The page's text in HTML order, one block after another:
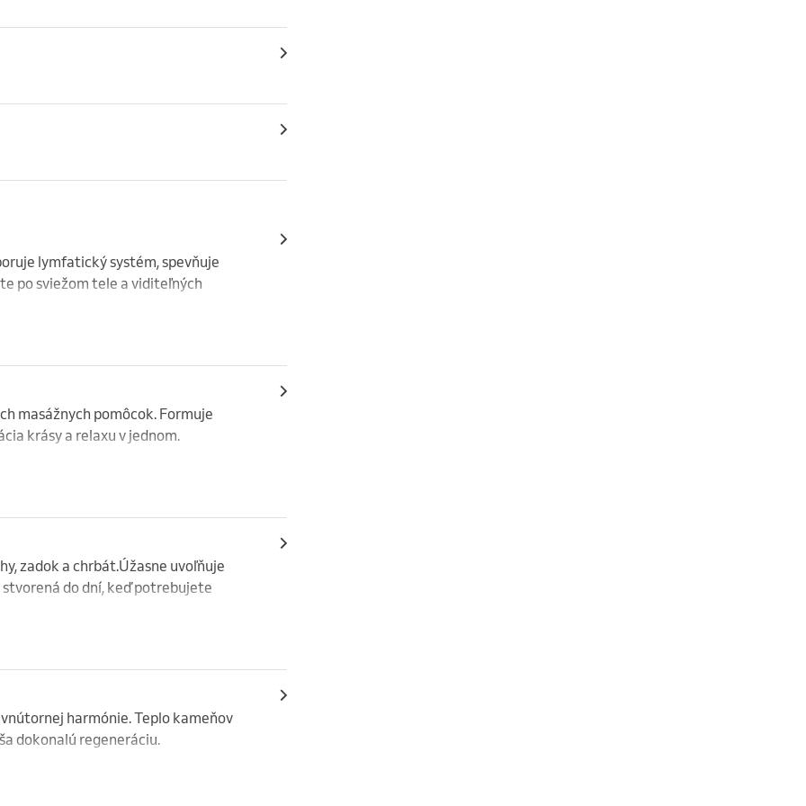
lymfatický systém, spevňuje
po sviežom tele a viditeľných
neodporúčam v týchto prípadoch:
v prokročilom štádiu, trombóza),
či je masáž pre vás vhodná.
masážnych pomôcok. Formuje
krásy a relaxu v jednom.
neodporúčam v týchto prípadoch:
v prokročilom štádiu, trombóza),
či je masáž pre vás vhodná.
zadok a chrbát.Úžasne uvoľňuje
do dní, keď potrebujete
či poruchami zrážania krvi,
harmónie. Teplo kameňov
dokonalú regeneráciu.